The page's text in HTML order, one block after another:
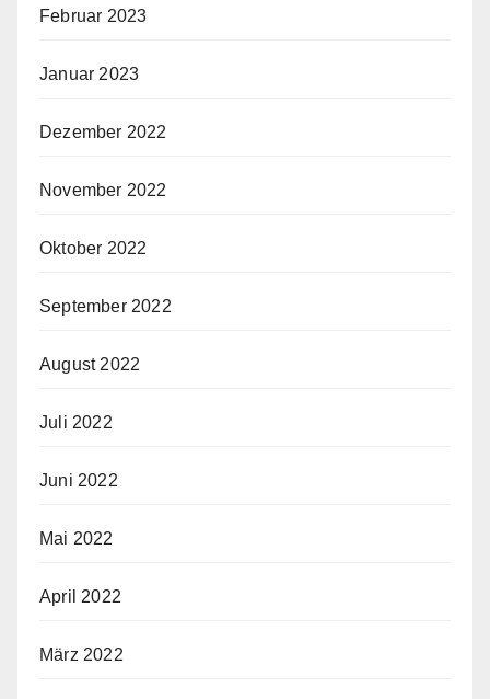
Februar 2023
Januar 2023
Dezember 2022
November 2022
Oktober 2022
September 2022
August 2022
Juli 2022
Juni 2022
Mai 2022
April 2022
März 2022